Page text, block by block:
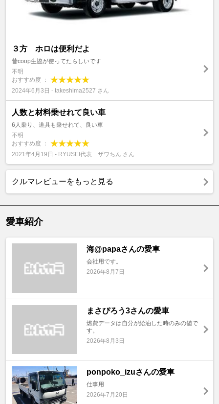
３方 ホロは便利だよ
昔coop生協が使ってたらしいです
不明
おすすめ度 ：
2024年6月3日 - takeshima2527 さん
人数と材料乗せれて良い車
6人乗り、道具も乗せれて、良い車
不明
おすすめ度 ：
2021年4月19日 - RYUSEI代表 ザワちん さん
クルマレビューをもっと見る
愛車紹介
海@papaさんの愛車
会社用です。
2026年8月7日
まさぴろう3さんの愛車
燃費データは自分が給油した時のみの値で
す。
2026年8月3日
ponpoko_izuさんの愛車
仕事用
2026年7月20日